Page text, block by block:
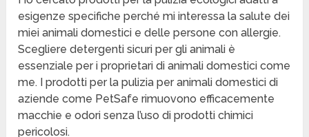
esigenze specifiche perché mi interessa la salute dei
miei animali domestici e delle persone con allergie.
Scegliere detergenti sicuri per gli animali è
essenziale per i proprietari di animali domestici come
me. I prodotti per la pulizia per animali domestici di
aziende come PetSafe rimuovono efficacemente
macchie e odori senza l’uso di prodotti chimici
pericolosi.